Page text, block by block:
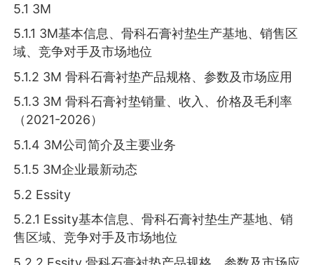
5.1 3M
5.1.1 3M基本信息、骨科石膏衬垫生产基地、销售区
域、竞争对手及市场地位
5.1.2 3M 骨科石膏衬垫产品规格、参数及市场应用
5.1.3 3M 骨科石膏衬垫销量、收入、价格及毛利率
（2021-2026）
5.1.4 3M公司简介及主要业务
5.1.5 3M企业最新动态
5.2 Essity
5.2.1 Essity基本信息、骨科石膏衬垫生产基地、销
售区域、竞争对手及市场地位